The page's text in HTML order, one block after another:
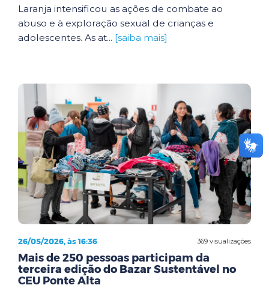
Laranja intensificou as ações de combate ao
abuso e à exploração sexual de crianças e
adolescentes. As at... [saiba mais]
369 visualizações
26/05/2026, às 16:36
Mais de 250 pessoas participam da
terceira edição do Bazar Sustentável no
CEU Ponte Alta